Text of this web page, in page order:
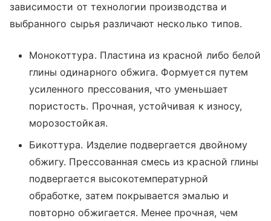
зависимости от технологии производства и
выбранного сырья различают несколько типов.
Монокоттура. Пластина из красной либо белой
глины одинарного обжига. Формуется путем
усиленного прессования, что уменьшает
пористость. Прочная, устойчивая к износу,
морозостойкая.
Бикоттура. Изделие подвергается двойному
обжигу. Прессованная смесь из красной глины
подвергается высокотемпературной
обработке, затем покрывается эмалью и
повторно обжигается. Менее прочная, чем